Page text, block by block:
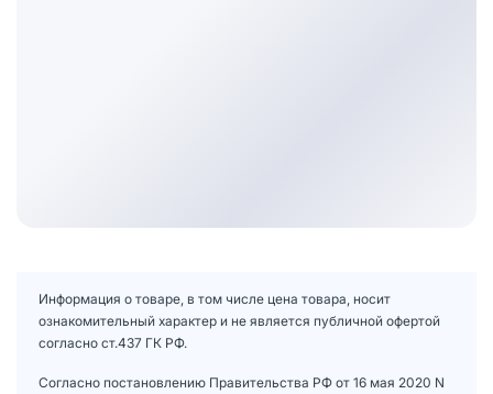
Информация о товаре, в том числе цена товара, носит
ознакомительный характер и не является публичной офертой
согласно ст.437 ГК РФ.
Согласно постановлению Правительства РФ от 16 мая 2020 N